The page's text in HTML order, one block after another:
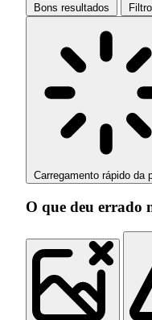
Bons resultados
Carregamento rápido da
O que deu errado